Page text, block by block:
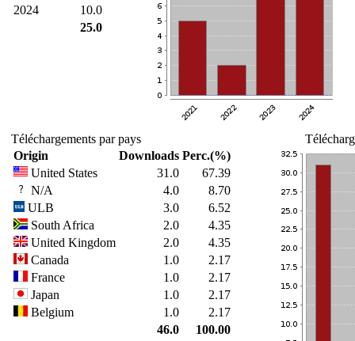
2024
10.0
25.0
Téléchargements par pays
Origin
Downloads Perc.(%)
United States
31.0
67.39
N/A
4.0
8.70
ULB
3.0
6.52
South Africa
2.0
4.35
United Kingdom
2.0
4.35
Canada
1.0
2.17
France
1.0
2.17
Japan
1.0
2.17
Belgium
1.0
2.17
46.0
100.00